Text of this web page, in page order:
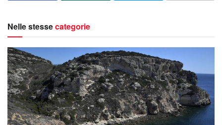
Nelle stessecategorie